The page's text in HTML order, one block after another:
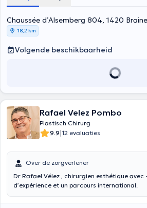
Chaussée d’Alsemberg 804, 1420
18,2 km
Volgende beschikbaarheid
Rafael Velez Pombo
Plastisch Chirurg
9.9|12 evaluaties
Over de zorgverlener
Dr Rafael Vélez , chirurgien esthétique avec
d’expérience et un parcours international.